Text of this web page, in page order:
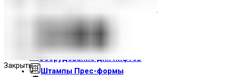
Трансформаторы
Печатные платы
Оборудование для лифтов
Штампы Прес-формы
Закрыть